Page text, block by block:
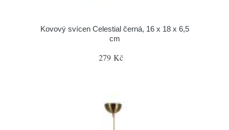
Kovový svícen Celestial černá, 16 x 18 x 6,5
cm
279 Kč